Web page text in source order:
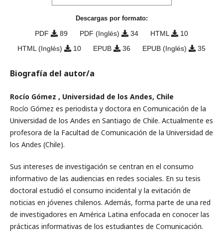
Descargas por formato:
PDF 89 PDF (Inglés) 34 HTML
10
HTML (Inglés)
10 EPUB 36 EPUB (Inglés) 35
Biografía del autor/a
Rocío Gómez , Universidad de los Andes, Chile
Rocío Gómez es periodista y doctora en Comunicación de la
Universidad de los Andes en Santiago de Chile. Actualmente es
profesora de la Facultad de Comunicación de la Universidad de
los Andes (Chile).
Sus intereses de investigación se centran en el consumo
informativo de las audiencias en redes sociales. En su tesis
doctoral estudió el consumo incidental y la evitación de
noticias en jóvenes chilenos. Además, forma parte de una red
de investigadores en América Latina enfocada en conocer las
prácticas informativas de los estudiantes de Comunicación.